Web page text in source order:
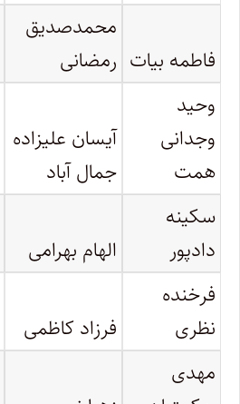
فاطمه بیات
محمدصدیق
رمضانی
وحید
وجدانی
همت
آیسان علیزاده
جمال آباد
سکینه
دادپور
الهام بهرامی
فرخنده
نظری
فرزاد کاظمی
مهدی